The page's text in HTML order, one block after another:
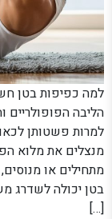
למה כפיפות בטן
הליבה הפופולריים
למרות פשטותן
מנצלים את מלוא
מתחילים או
בטן יכולה לשדרג
[…]